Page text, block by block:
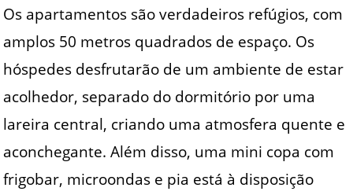
Os apartamentos são verdadeiros refúgios, com
amplos 50 metros quadrados de espaço. Os
hóspedes desfrutarão de um ambiente de estar
acolhedor, separado do dormitório por uma
lareira central, criando uma atmosfera quente e
aconchegante. Além disso, uma mini copa com
frigobar, microondas e pia está à disposição